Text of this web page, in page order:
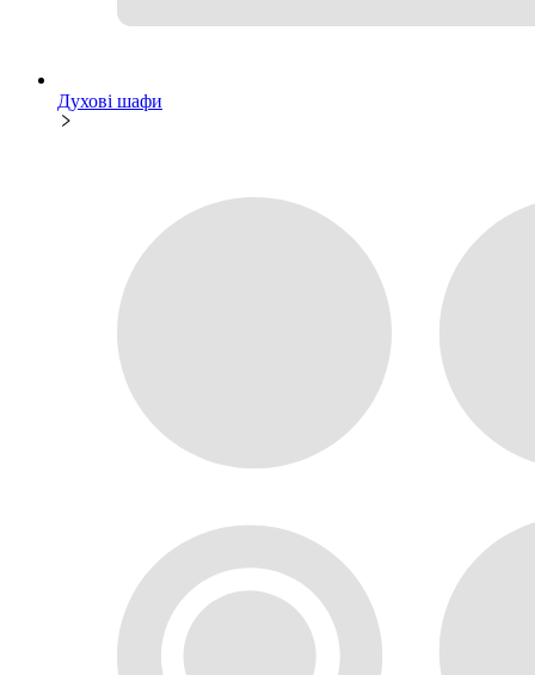
Духові шафи